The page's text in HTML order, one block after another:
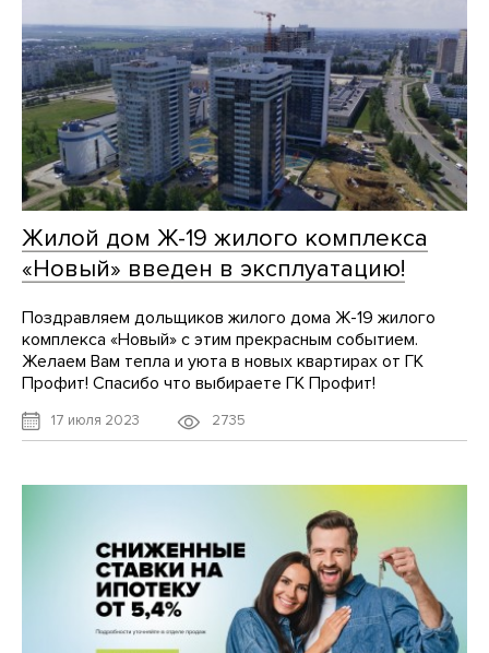
Жилой дом Ж-19 жилого комплекса
«Новый» введен в эксплуатацию!
Поздравляем дольщиков жилого дома Ж-19 жилого
комплекса «Новый» с этим прекрасным событием.
Желаем Вам тепла и уюта в новых квартирах от ГК
Профит! Спасибо что выбираете ГК Профит!
17 июля 2023 2735